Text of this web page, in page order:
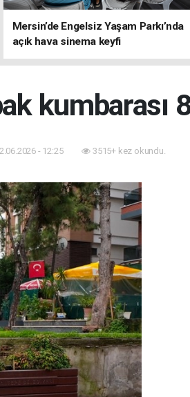
Mersin’de Engelsiz Yaşam Parkı’nda
açık hava sinema keyfi
kumbarası
- 12:25 3515+ kez okundu.